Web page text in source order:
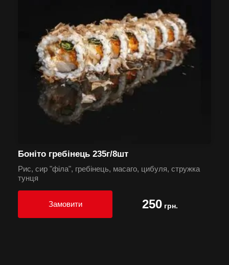
Боніто гребінець 235г/8шт
Рис, сир "філа", гребінець, масаго, цибуля, стружка
тунця
Замовити 250грн.